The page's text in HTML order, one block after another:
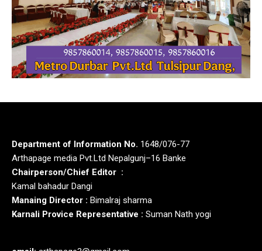
Department of Information No. 1648/076-77
Arthapage media Pvt.Ltd Nepalgunj–16 Banke
Chairperson/Chief Editor :
Kamal bahadur Dangi
Manaing Director : Bimalraj sharma
Karnali Provice Representative : Suman Nath yogi